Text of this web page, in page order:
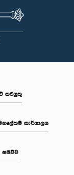
කටයුතු
කාර්යාලය
සජීවීව